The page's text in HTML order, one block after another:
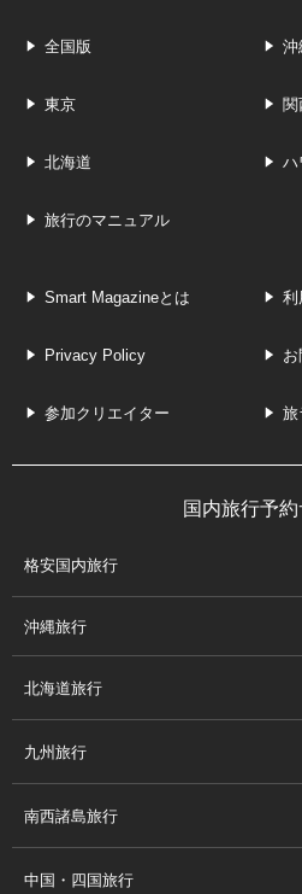
全国版 沖
東京 関
北海道 ハ
旅行のマニュアル
Smart Magazineとは 利
Privacy Policy
参加クリエイター 
国内旅行予約
格安国内旅行
沖縄旅行
北海道旅行
九州旅行
南西諸島旅行
中国・四国旅行